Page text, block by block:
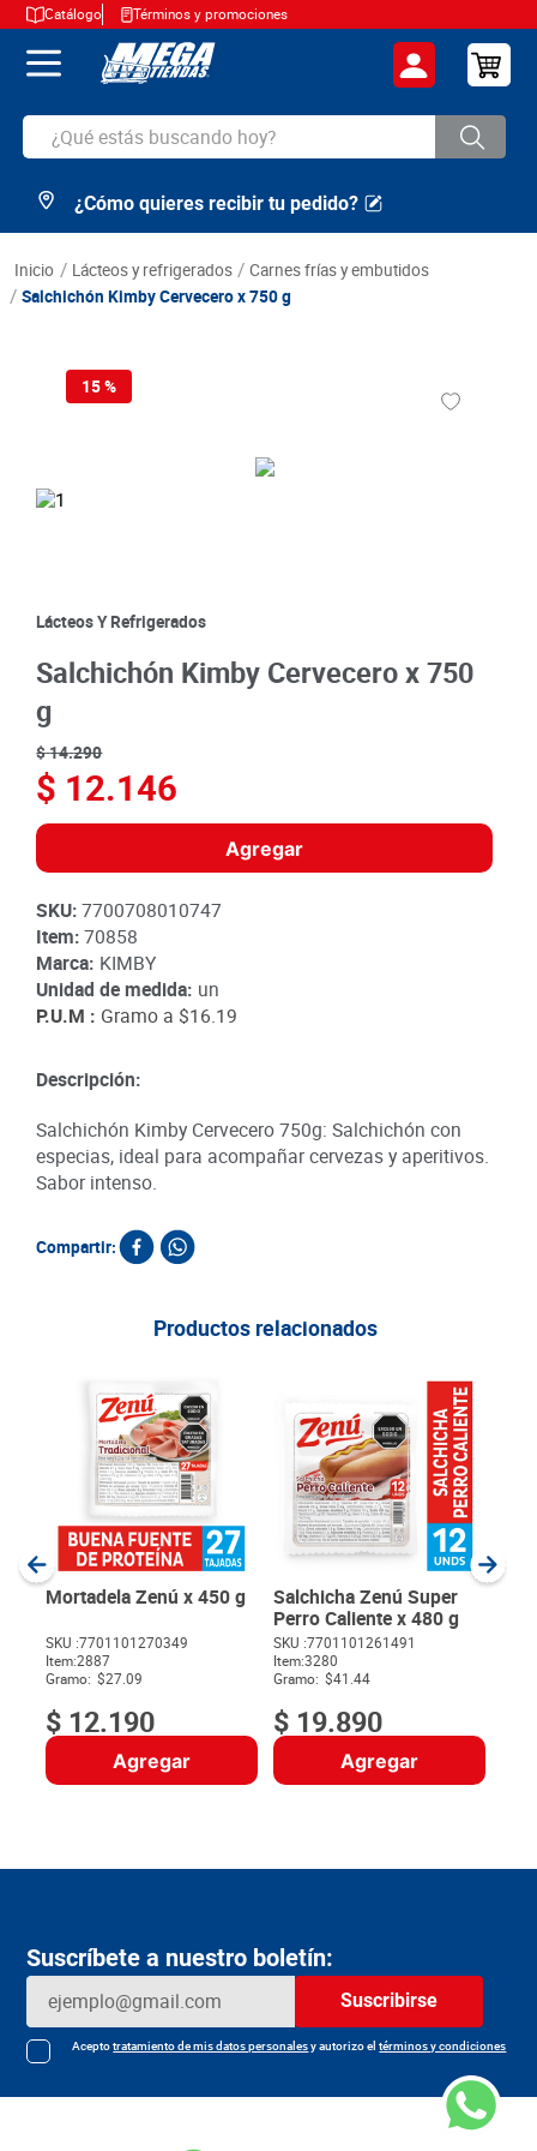
Catálogo Términos y promociones
¿Qué estás buscando hoy?
TÉRMINOS MÁS BUSCADOS
2.
arroz
4.
cafe
10. papa
¿Cómo quieres recibir tu pedido?
lácteos y refrigerados
carnes frías y embutidos
Salchichón Kimby Cervecero x 750 g
15 %
Lácteos Y Refrigerados
Salchichón Kimby Cervecero x 750
g
$ 12.146
$14.290
Agregar
SKU:7700708010747
Item:70858
Marca: KIMBY
Unidad de medida: un
P.U.M : Gramo a $16.19
Descripción:
Salchichón Kimby Cervecero 750g: Salchichón con
especias, ideal para acompañar cervezas y aperitivos.
Sabor intenso.
Compartir:
Productos relacionados
Mortadela Zenú x 450 g
SKU :7701101270349
Item:2887
Gramo: $27.09
$ 12.190
Agregar
Salchicha Zenú Super
Perro Caliente x 480 g
SKU :7701101261491
Item:3280
Gramo: $41.44
$ 19.890
Agregar
Suscríbete a nuestro boletín:
Suscribirse
Aceptotratamiento de mis datos personalesy autorizo eltérminos y condiciones